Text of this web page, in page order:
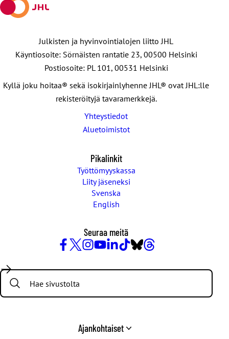
Julkisten ja hyvinvointialojen liitto JHL
Käyntiosoite: Sörnäisten rantatie 23, 00500 Helsinki
Postiosoite: PL 101, 00531 Helsinki
Kyllä joku hoitaa® sekä isokirjainlyhenne JHL® ovat JHL:lle
rekisteröityjä tavaramerkkejä.
Yhteystiedot
Aluetoimistot
Pikalinkit
Työttömyyskassa
Liity jäseneksi
Svenska
English
Seuraa meitä
/
Twitter
Search:
Ajankohtaiset